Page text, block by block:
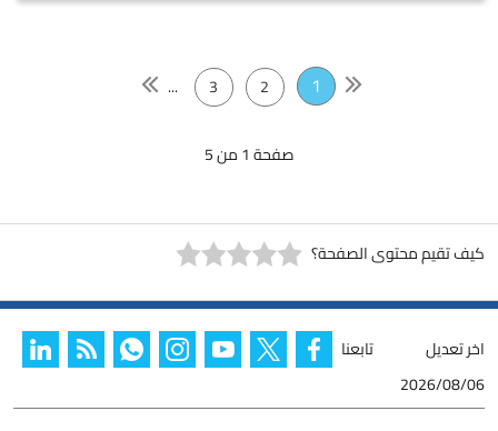
1
2
3
...
صفحة 1 من 5
كيف تقيم محتوى الصفحة؟
اخر تعديل
2026/08/06
تابعنا